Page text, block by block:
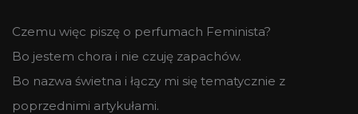
Czemu więc piszę o perfumach Feminista?
Bo jestem chora i nie czuję zapachów.
Bo nazwa świetna i łączy mi się tematycznie z
poprzednimi artykułami.